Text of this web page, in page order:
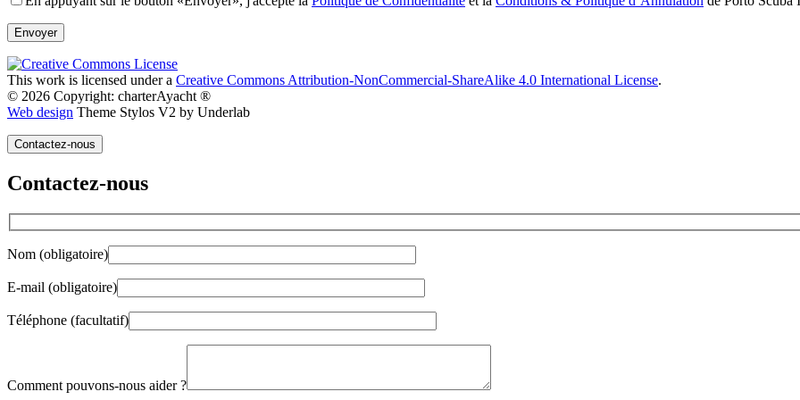
This work is licensed under a Creative Commons Attribution-NonCommercial-ShareAlike 4.0 International License.
© 2026 Copyright: charterAyacht ®
Web design Theme Stylos V2 by Underlab
Contactez-nous
Contactez-nous
Nom (obligatoire)
E-mail (obligatoire)
Téléphone (facultatif)
Comment pouvons-nous aider ?